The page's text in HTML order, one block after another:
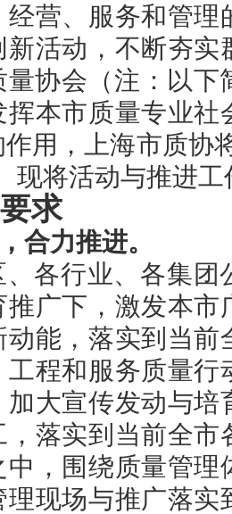
营、服务和管
新活动，不断夯
协会（注：以下
本市质量专业
用，上海市质协
现将活动与推进
求
合力推进。
各行业、各集
广下，激发本
能，落实到当
工程和服务质量
加大宣传发动与
落实到当前全
，围绕质量管
现场与推广落